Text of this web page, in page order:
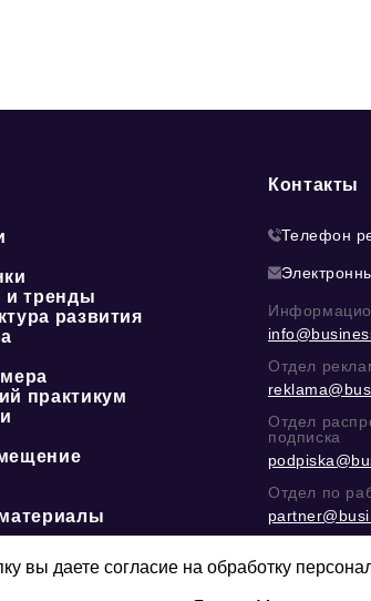
и тренды
развития
практикум
Контакты
Телефон
Отдел
Отдел
подписка
Отдел по
@mazov
вы даете согласие на обработку